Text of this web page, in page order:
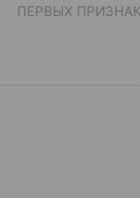
ПЕРВЫХ